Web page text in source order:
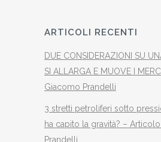
ARTICOLI RECENTI
DUE CONSIDERAZIONI SU
SI ALLARGA E MUOVE I
Giacomo Prandelli
3 stretti petroliferi sotto
ha capito la gravità? –
Prandelli